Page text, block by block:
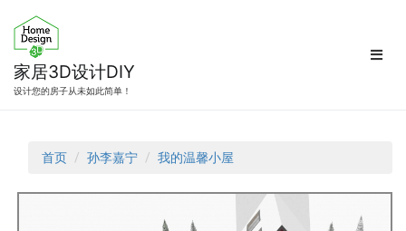
家居3D设计DIY
设计您的房子从未如此简单！
首页 孙李嘉宁 我的温馨小屋